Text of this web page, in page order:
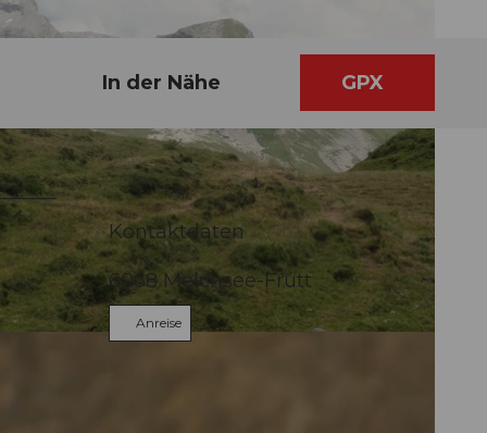
In der Nähe GPX
Kontaktdaten
6068 Melchsee-Frutt
Anreise